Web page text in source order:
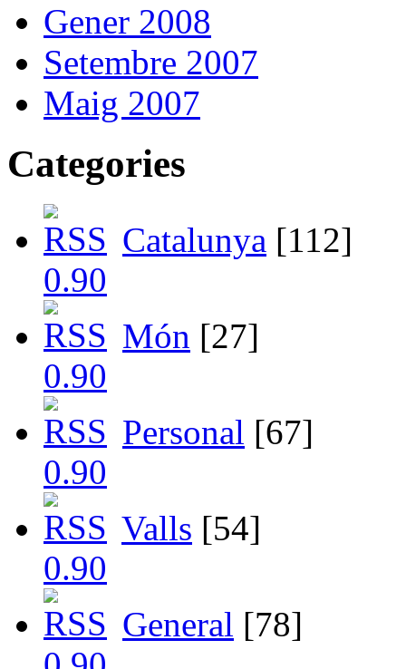
Gener 2008
Setembre 2007
Maig 2007
Categories
Catalunya [112]
Món [27]
Personal [67]
Valls [54]
General [78]